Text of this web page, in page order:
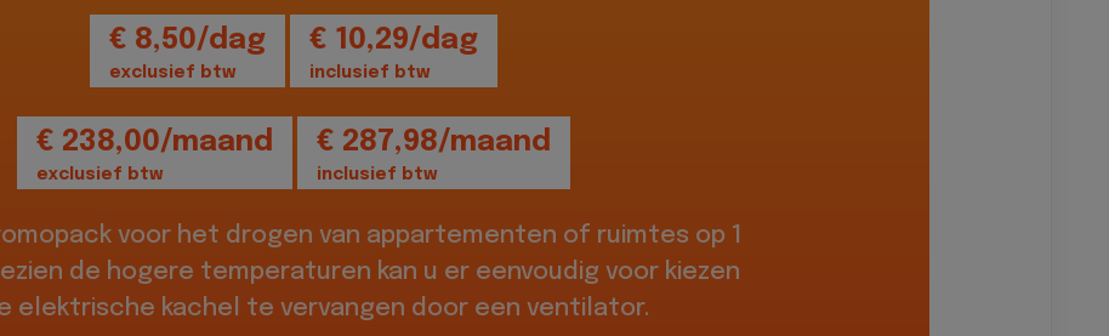
€ 8,50/dag
exclusief btw
€ 10,29/dag
inclusief btw
€ 238,00/maand
exclusief btw
€ 287,98/maand
inclusief btw
voor het drogen van appartementen of ruimtes op 1
de hogere temperaturen kan u er eenvoudig voor kiezen
elektrische kachel te vervangen door een ventilator.